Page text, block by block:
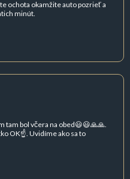
ochota okamžite auto pozrieť a
minút.
tam bol včera na obed😃😃🙏🙏.
OK☝️. Uvidíme ako sa to